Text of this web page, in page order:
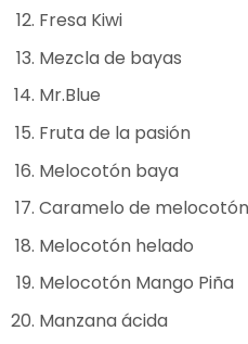
Fresa Kiwi
Mezcla de bayas
Mr.Blue
Fruta de la pasión
Melocotón baya
Caramelo de
Melocotón helado
Melocotón Mango Piña
Manzana ácida